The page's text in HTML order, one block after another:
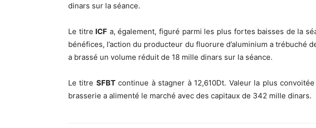
dinars sur la séance.
Le titre ICF a, également, figuré parmi les plus fortes baisses de la
bénéfices, l’action du producteur du fluorure d’aluminium a trébuché
a brassé un volume réduit de 18 mille dinars sur la séance.
Le titre SFBTcontinue à stagner à 12,610Dt. Valeur la plus
brasserie a alimenté le marché avec des capitaux de 342 mille dinars.